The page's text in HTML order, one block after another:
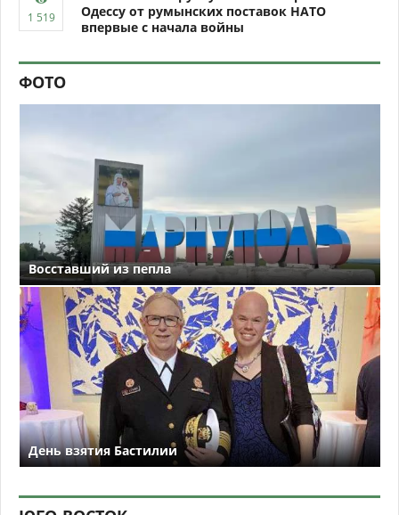
Одессу от румынских поставок НАТО
впервые с начала войны
ФОТО
Восставший из пепла
День взятия Бастилии